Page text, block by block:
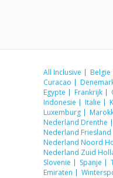
All Inclusive Belgie
Curacao
Egypte
Frankrijk
Indonesie
Italie
Luxemburg
Nederland Drenthe
Nederland Friesland
Nederland Noord
Nederland Zuid
Slovenie
Spanje
Emiraten